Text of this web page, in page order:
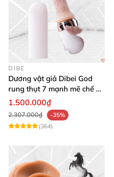
DIBE
Dương vật giả Dibei God
rung thụt 7 mạnh mẽ chế độ
tỏa nhiệt
1.500.000₫
2.307.000₫
-35%
(364)